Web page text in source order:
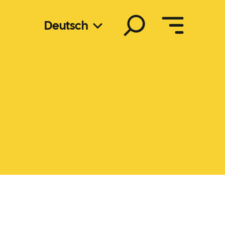
Deutsch
Suchen